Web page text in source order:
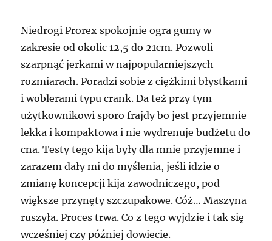
Niedrogi Prorex spokojnie ogra gumy w
zakresie od okolic 12,5 do 21cm. Pozwoli
szarpnąć jerkami w najpopularniejszych
rozmiarach. Poradzi sobie z ciężkimi błystkami
i woblerami typu crank. Da też przy tym
użytkownikowi sporo frajdy bo jest przyjemnie
lekka i kompaktowa i nie wydrenuje budżetu do
cna. Testy tego kija były dla mnie przyjemne i
zarazem dały mi do myślenia, jeśli idzie o
zmianę koncepcji kija zawodniczego, pod
większe przynęty szczupakowe. Cóż… Maszyna
ruszyła. Proces trwa. Co z tego wyjdzie i tak się
wcześniej czy później dowiecie.